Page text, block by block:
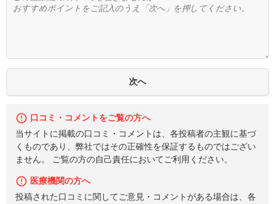
口コミ・コメントをご覧の方へ
当サイトに掲載の口コミ・コメントは、各投稿者の主観に基づ
くものであり、弊社ではその正確性を保証するものではござい
ません。 ご覧の方の自己責任においてご利用ください。
医療機関の方へ
投稿された口コミに関してご意見・コメントがある場合は、各